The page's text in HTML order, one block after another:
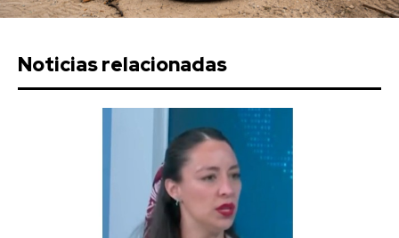
Noticias relacionadas